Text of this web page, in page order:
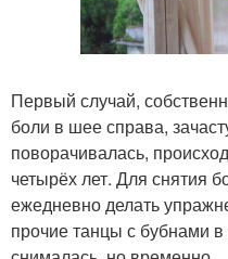
Первый случай,
боли в шее справа,
поворачивалась,
четырёх лет. Для снятия
ежедневно делать
прочие танцы с бубнами